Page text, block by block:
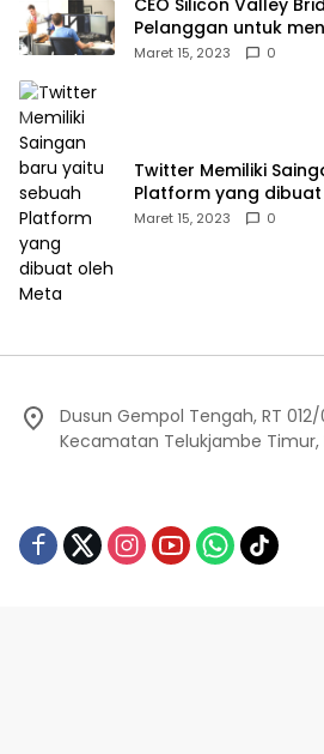
Pelanggan untuk
Mereka
Maret 15, 2023 0
Twitter Memiliki
Platform yang
Maret 15, 2023 0
Dusun Gempol Tengah, RT
Kecamatan Telukjambe Timur,